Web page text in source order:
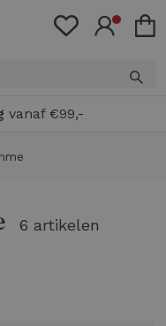
vanaf €99,-
6 artikelen